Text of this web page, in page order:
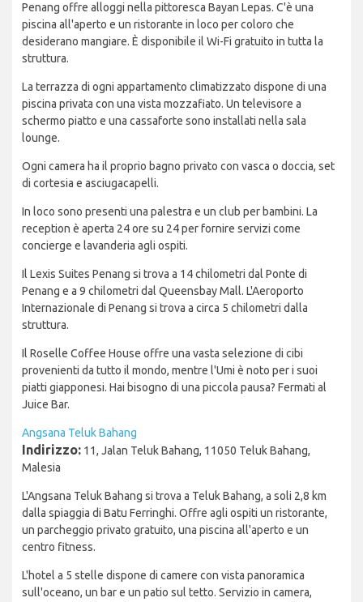
Penang offre alloggi nella pittoresca Bayan Lepas. C'è una
piscina all'aperto e un ristorante in loco per coloro che
desiderano mangiare. È disponibile il Wi-Fi gratuito in tutta la
struttura.
La terrazza di ogni appartamento climatizzato dispone di una
piscina privata con una vista mozzafiato. Un televisore a
schermo piatto e una cassaforte sono installati nella sala
lounge.
Ogni camera ha il proprio bagno privato con vasca o doccia, set
di cortesia e asciugacapelli.
In loco sono presenti una palestra e un club per bambini. La
reception è aperta 24 ore su 24 per fornire servizi come
concierge e lavanderia agli ospiti.
Il Lexis Suites Penang si trova a 14 chilometri dal Ponte di
Penang e a 9 chilometri dal Queensbay Mall. L'Aeroporto
Internazionale di Penang si trova a circa 5 chilometri dalla
struttura.
Il Roselle Coffee House offre una vasta selezione di cibi
provenienti da tutto il mondo, mentre l'Umi è noto per i suoi
piatti giapponesi. Hai bisogno di una piccola pausa? Fermati al
Juice Bar.
Angsana Teluk Bahang
Indirizzo: 11, Jalan Teluk Bahang, 11050 Teluk Bahang,
Malesia
L'Angsana Teluk Bahang si trova a Teluk Bahang, a soli 2,8 km
dalla spiaggia di Batu Ferringhi. Offre agli ospiti un ristorante,
un parcheggio privato gratuito, una piscina all'aperto e un
centro fitness.
L'hotel a 5 stelle dispone di camere con vista panoramica
sull'oceano, un bar e un patio sul tetto. Servizio in camera,